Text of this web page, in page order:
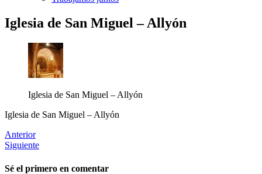
Iglesia de San Miguel – Allyón
Iglesia de San Miguel – Allyón
Iglesia de San Miguel – Allyón
Anterior
Siguiente
Sé el primero en comentar